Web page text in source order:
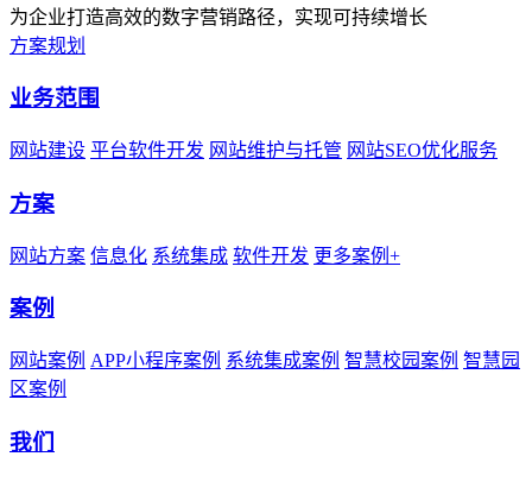
为企业打造高效的数字营销路径，实现可持续增长
方案规划
业务范围
网站建设 平台软件开发 网站维护与托管 网站SEO优化服务
方案
网站方案 信息化 系统集成 软件开发 更多案例+
案例
网站案例 APP小程序案例 系统集成案例 智慧校园案例 智慧园
区案例
我们